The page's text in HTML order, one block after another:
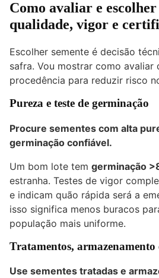
Como avaliar e escolher
qualidade, vigor e
Escolher semente é decisão
safra. Vou mostrar como avaliar
procedência para reduzir risco
Pureza e teste de germinação
Procure sementes com alta
germinação confiável.
Um bom lote tem germinação
estranha. Testes de vigor
e indicam quão rápida será a
isso significa menos buracos
população mais uniforme.
Tratamentos, armazenamento
Use sementes tratadas e